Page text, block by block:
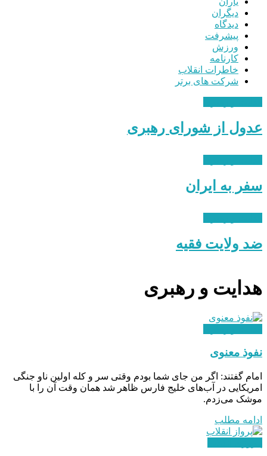
دیگران
دیدگاه
پیشرفت
ورزش
کارنامه
خاطرات انقلاب
شرکت های برتر
عدول از شورای رهبری
سفر به ایران
ضد ولایت فقیه
هدایت و رهبری
نفوذ معنوی
امام گفتند: اگر من جای شما بودم وقتی سر و کله اولین ناو جنگی
امریکایی در آب‌های خلیج‌ فارس ظاهر شد همان وقت آن را با
موشک می‌زدم.
ادامه مطلب